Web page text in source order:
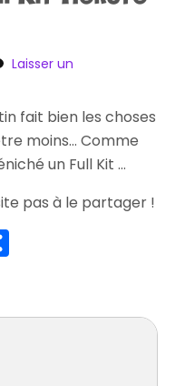
Laisser un
fait bien les choses
moins… Comme
un Full Kit …
pas à le partager !